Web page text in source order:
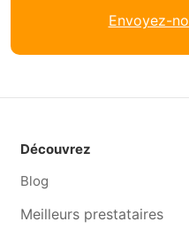
Garde chien Wanze
Garde chien Jodoigne
Garde chien Incourt
Garde chien Saint-georges-
Envoyez-
Découvrez
Blog
Meilleurs prestataires